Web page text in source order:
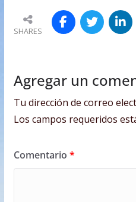
SHARES
Agregar un
Tu dirección de correo
Los campos requeridos
Comentario *